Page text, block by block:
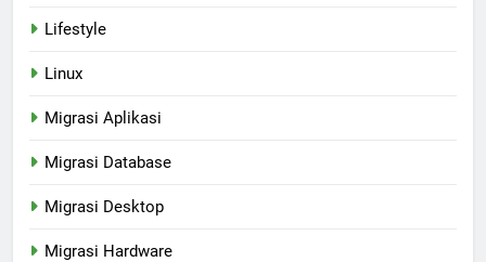
Lifestyle
Linux
Migrasi Aplikasi
Migrasi Database
Migrasi Desktop
Migrasi Hardware